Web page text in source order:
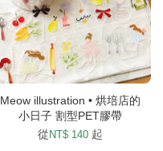
Meow illustration • 烘培店的
小日子 割型PET膠帶
從 NT$ 140 起